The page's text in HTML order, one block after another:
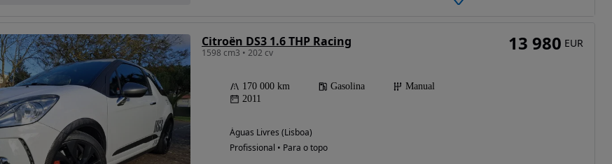
Citroën DS3 1.6 THP Racing
1598 cm3 • 202 cv
170 000 km Gasolina
Manual
2011
Águas Livres (Lisboa)
Profissional • Para o topo
13 980 EUR